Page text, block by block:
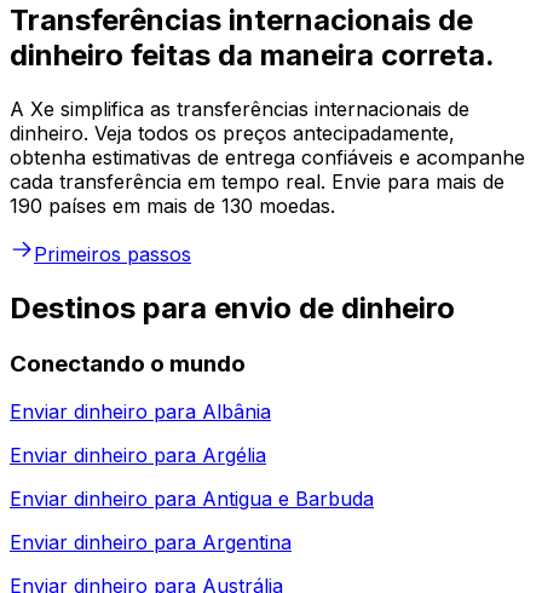
Transferências internacionais de
dinheiro feitas da maneira correta.
A Xe simplifica as transferências internacionais de
dinheiro. Veja todos os preços antecipadamente,
obtenha estimativas de entrega confiáveis e acompanhe
cada transferência em tempo real. Envie para mais de
190 países em mais de 130 moedas.
Primeiros passos
Destinos para envio de dinheiro
Conectando o mundo
Enviar dinheiro para Albânia
Enviar dinheiro para Argélia
Enviar dinheiro para Antigua e Barbuda
Enviar dinheiro para Argentina
Enviar dinheiro para Austrália